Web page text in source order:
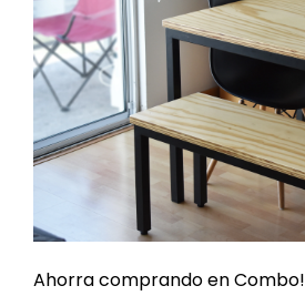
Ahorra comprando en Combo!